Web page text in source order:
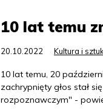
10 lat temu
20.10.2022 Kultura i
10 lat temu, 20
zachrypnięty głos stał
rozpoznawczym" -